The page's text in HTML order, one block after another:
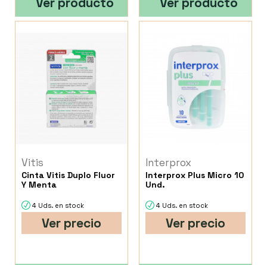
Vitis
Cinta Vitis Duplo Fluor
Y Menta
4 Uds. en stock
Ver precio
Interprox
Interprox Plus Micro 10
Und.
4 Uds. en stock
Ver precio